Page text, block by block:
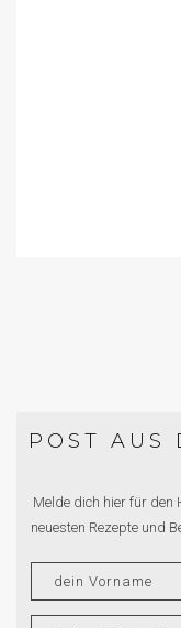
POST AUS
Melde dich hier für den
neuesten Rezepte und